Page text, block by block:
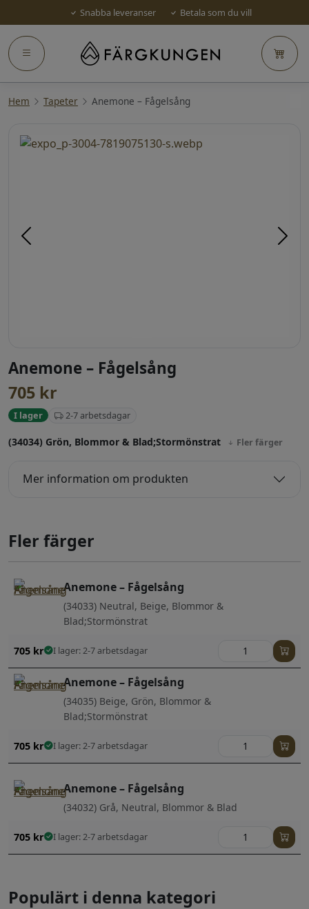
Snabba leveranser Betala som du vill
Hem Tapeter Anemone – Fågelsång
Föregående
Anemone – Fågelsång
705 kr
I lager 2-7 arbetsdagar
(34034) Grön, Blommor & Blad;Stormönstrat Fler färger
Mer information om produkten
Fler färger
Anemone – Fågelsång
(34033) Neutral, Beige, Blommor &
Blad;Stormönstrat
705 kr I lager: 2-7 arbetsdagar
Anemone – Fågelsång
(34035) Beige, Grön, Blommor &
Blad;Stormönstrat
705 kr I lager: 2-7 arbetsdagar
Anemone – Fågelsång
(34032) Grå, Neutral, Blommor & Blad
705 kr I lager: 2-7 arbetsdagar
Populärt i denna kategori